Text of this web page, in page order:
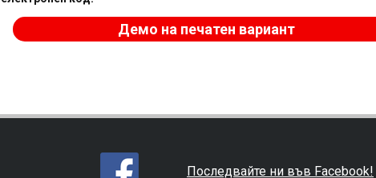
Демо на печатен вариант
Последвайте ни във Facebook!